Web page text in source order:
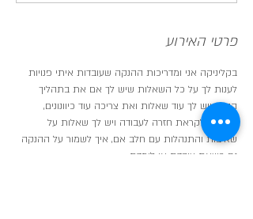
פרטי האירוע
בקליניקה אני ומדריכות ההנקה שעובדות איתי פנויות
לענות לך על כל השאלות שיש לך אם את בתהליך
הנקה ויש לך עוד שאלות ואת צריכה עוד כיוונונים,
אם את לקראת חזרה לעבודה ויש לך שאלות על
שאיבות והתנהלות עם חלב אם, איך לשמור על ההנקה
גם כשאת עובדת או לומדת,